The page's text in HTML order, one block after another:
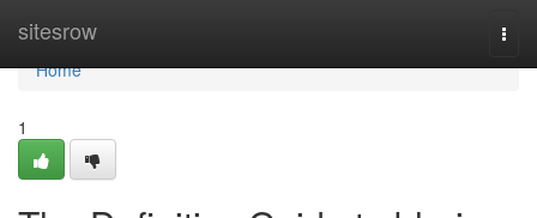
sitesrow
Home
Home
1